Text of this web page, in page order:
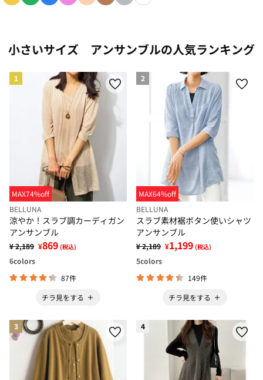
小さいサイズ アンサンブルの人気ランキング
1
MAX74%off
BELLUNA
涼やか！スラブ調カーディガン
アンサンブル
¥ 2,189 ¥869 (税込)
6colors
87件
チラ見をする
2
MAX64%off
BELLUNA
スラブ素材裾ボタン使いシャツ
アンサンブル
¥ 2,189 ¥1,199 (税込)
5colors
149件
チラ見をする
3 4